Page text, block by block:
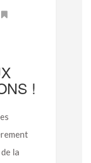
!
la